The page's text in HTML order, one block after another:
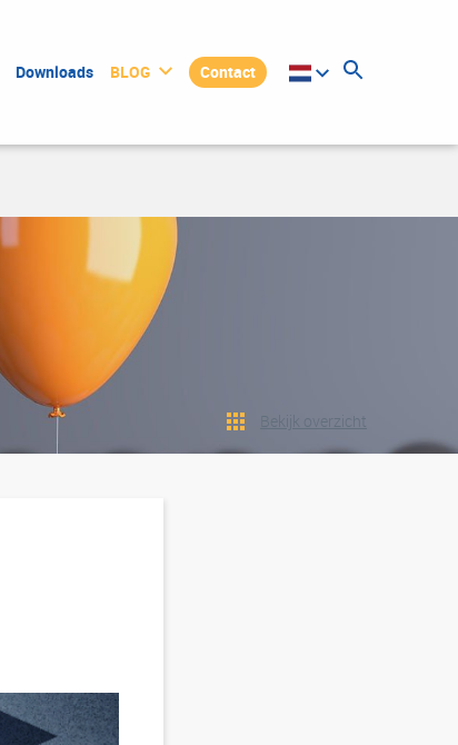
Downloads BLOG Contact
Bekijk overzicht